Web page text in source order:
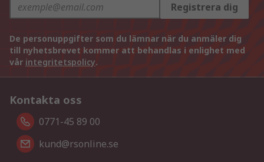
Registrera dig
De personuppgifter som du lämnar när du anmäler dig
till nyhetsbrevet kommer att behandlas i enlighet med
vår integritetspolicy.
Kontakta oss
0771-45 89 00
kund@rsonline.se